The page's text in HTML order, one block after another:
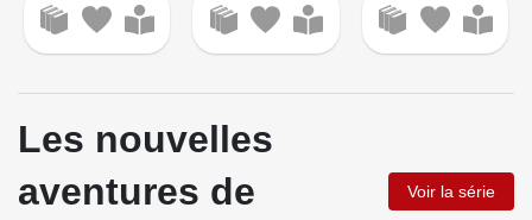
Les nouvelles
aventures de
Voir la série